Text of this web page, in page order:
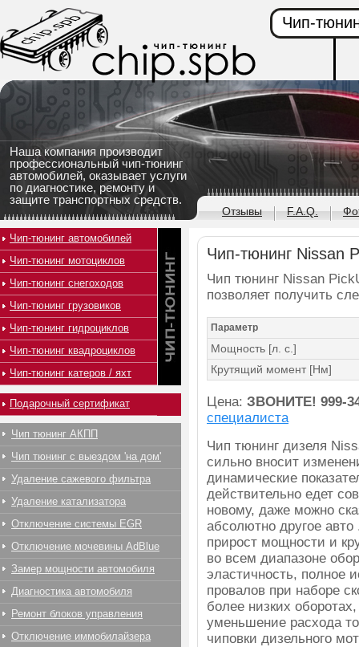
Наша компания производит
профессиональный чип-тюнинг
автомобилей, оказывает услуги
по диагностике, ремонту и
защите транспортных средств.
Чип-
Отзывы F.A.Q.
Чип-тюнинг Nissan
Чип тюнинг Nissan
позволяет получить
Параметр
Мощность [л. с.]
Крутящий момент [Нм]
Цена: ЗВОНИТЕ! 999-
специалиста
Чип тюнинг дизеля
сильно вносит
динамические
действительно едет
новому, даже можно
абсолютно другое
прирост мощности и
во всем диапазоне
эластичность, полное
провалов при наборе
более низких
уменьшение расхода
чиповки дизельного
Чип-тюнинг автомобилей
Чип-тюнинг мотоциклов
Чип-тюнинг снегоходов
Чип-тюнинг грузовиков
Чип-тюнинг гидроциклов
Чип-тюнинг квадроциклов
Чип-тюнинг катеров / яхт
Подарочный сертификат
Чип тюнинг АКПП
Чип тюнинг с выездом 'на дом'
Удаление сажевого фильтра
Удаление катализатора
Отключение системы EGR
Отключение мочевины AdBlue
Замер мощности автомобиля
Диагностика автомобиля
Ремонт блоков управления
Отключение иммобилайзера